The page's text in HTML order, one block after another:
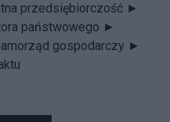
przedsiębiorczość ►
państwowego ►
gospodarczy ►